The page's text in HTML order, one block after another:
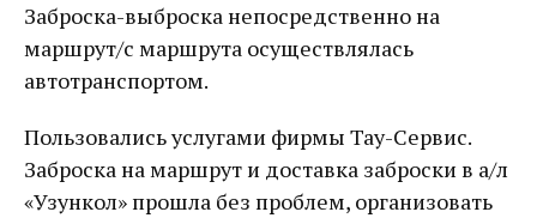
Заброска-выброска непосредственно на
маршрут/с маршрута осуществлялась
автотранспортом.
Пользовались услугами фирмы Тау-Сервис.
Заброска на маршрут и доставка заброски в а/л
«Узункол» прошла без проблем, организовать